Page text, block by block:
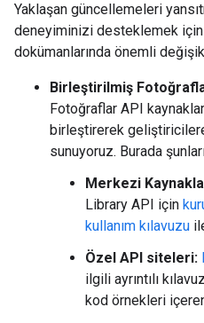
Yaklaşan güncellemeleri
deneyiminizi desteklemek
dokümanlarında önemli
Birleştirilmiş
Fotoğraflar API
birleştirerek
sunuyoruz. Burada
Merkezi
Library API için
kullanım kılavuzu
Özel API siteleri:
ilgili ayrıntılı
kod örnekleri